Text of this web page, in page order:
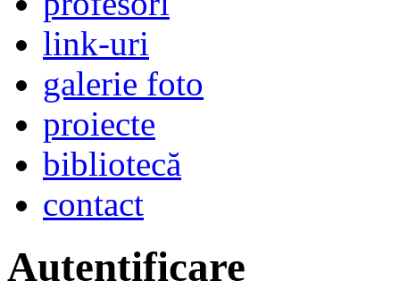
link-uri
galerie foto
proiecte
bibliotecă
contact
Autentificare